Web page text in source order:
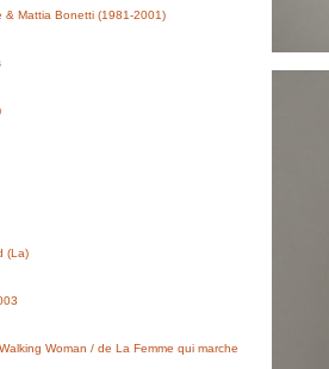
& Mattia Bonetti (1981-2001)
(La)
Woman / de La Femme qui marche